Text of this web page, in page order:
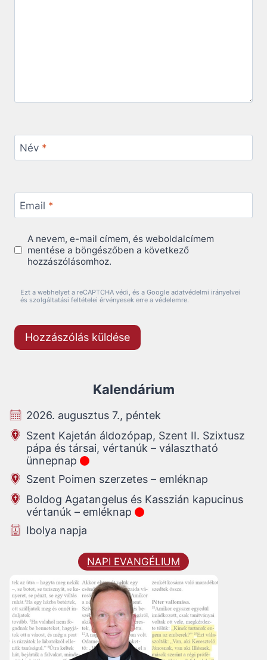
Név *
Email *
A nevem, e-mail címem, és weboldalcímem
mentése a böngészőben a következő
hozzászólásomhoz.
Ezt a webhelyet a reCAPTCHA védi, és a Google adatvédelmi irányelvei
és szolgáltatási feltételei érvényesek erre a védelemre.
Kalendárium
2026. augusztus 7., péntek
Szent Kajetán áldozópap, Szent II. Szixtusz
pápa és társai, vértanúk – választható
ünnepnap
Szent Poimen szerzetes – emléknap
Boldog Agatangelus és Kasszián kapucinus
vértanúk – emléknap
Ibolya napja
NAPI EVANGÉLIUM